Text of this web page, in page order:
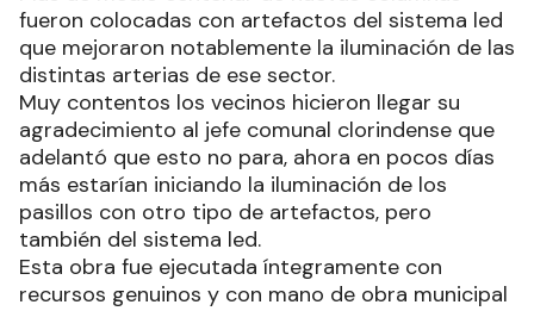
fueron colocadas con artefactos del sistema led
que mejoraron notablemente la iluminación de las
distintas arterias de ese sector.
Muy contentos los vecinos hicieron llegar su
agradecimiento al jefe comunal clorindense que
adelantó que esto no para, ahora en pocos días
más estarían iniciando la iluminación de los
pasillos con otro tipo de artefactos, pero
también del sistema led.
Esta obra fue ejecutada íntegramente con
recursos genuinos y con mano de obra municipal